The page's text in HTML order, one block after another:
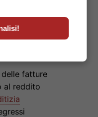
istituti di credito
fatture
al reddito